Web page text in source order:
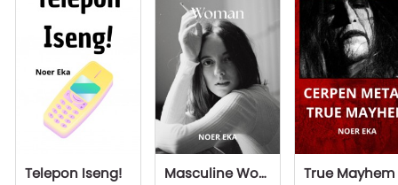
Telepon Iseng! Masculine Woman True Mayhem